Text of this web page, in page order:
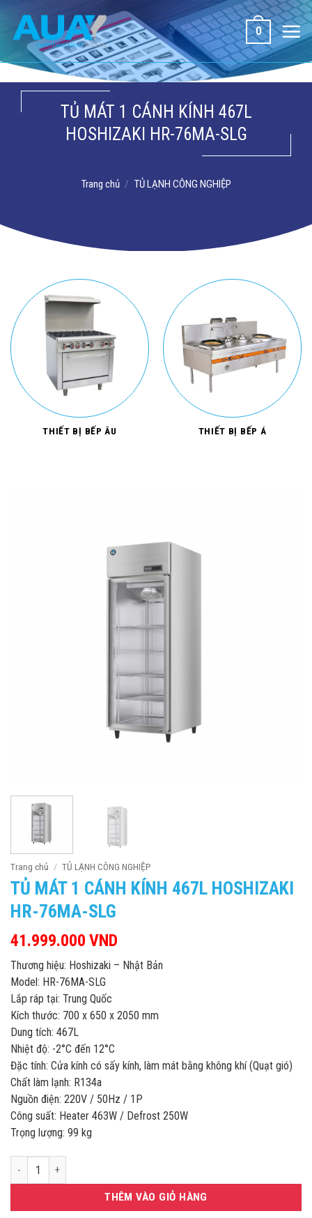
dung
0
TỦ MÁT 1 CÁNH KÍNH 467L
HOSHIZAKI HR-76MA-SLG
Trang chủ / TỦ LẠNH CÔNG NGHIỆP
THIẾT BỊ BẾP ÂU THIẾT BỊ BẾP Á
Trang chủ / TỦ LẠNH CÔNG NGHIỆP
TỦ MÁT 1 CÁNH KÍNH 467L HOSHIZAKI
HR-76MA-SLG
41.999.000 VND
Thương hiệu: Hoshizaki – Nhật Bản
Model: HR-76MA-SLG
Lắp ráp tại: Trung Quốc
Kích thước: 700 x 650 x 2050 mm
Dung tích: 467L
Nhiệt độ: -2°C đến 12°C
Đặc tính: Cửa kính có sấy kính, làm mát bằng không khí (Quạt gió)
Chất làm lạnh: R134a
Nguồn điện: 220V / 50Hz / 1P
Công suất: Heater 463W / Defrost 250W
Trọng lượng: 99 kg
TỦ MÁT 1 CÁNH KÍNH 467L HOSHIZAKI HR-76MA-SLG số lượng
THÊM VÀO GIỎ HÀNG